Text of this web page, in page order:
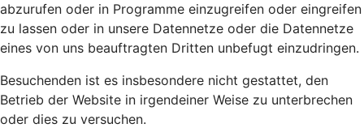
abzurufen oder in Programme einzugreifen oder eingreifen
zu lassen oder in unsere Datennetze oder die Datennetze
eines von uns beauftragten Dritten unbefugt einzudringen.
Besuchenden ist es insbesondere nicht gestattet, den
Betrieb der Website in irgendeiner Weise zu unterbrechen
oder dies zu versuchen.